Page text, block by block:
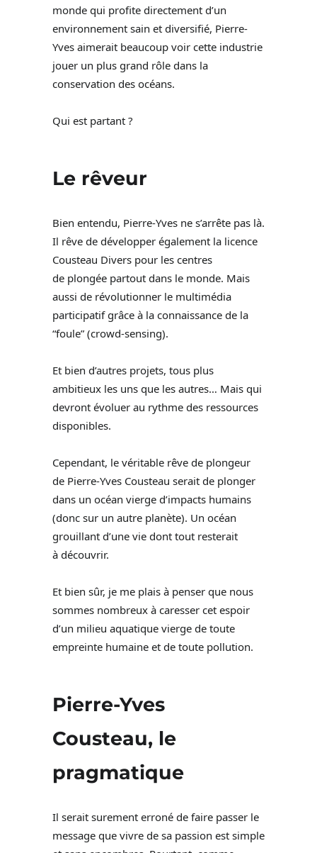
monde qui profite directement d’un
environnement sain et diversifié, Pierre-
Yves aimerait beaucoup voir cette industrie
jouer un plus grand rôle dans la
conservation des océans.
Qui est partant ?
Le rêveur
Bien entendu, Pierre-Yves ne s’arrête pas là.
Il rêve de développer également la licence
Cousteau Divers pour les centres
de plongée partout dans le monde. Mais
aussi de révolutionner le multimédia
participatif grâce à la connaissance de la
“foule” (crowd-sensing).
Et bien d’autres projets, tous plus
ambitieux les uns que les autres… Mais qui
devront évoluer au rythme des ressources
disponibles.
Cependant, le véritable rêve de plongeur
de Pierre-Yves Cousteau serait de plonger
dans un océan vierge d’impacts humains
(donc sur un autre planète). Un océan
grouillant d’une vie dont tout resterait
à découvrir.
Et bien sûr, je me plais à penser que nous
sommes nombreux à caresser cet espoir
d’un milieu aquatique vierge de toute
empreinte humaine et de toute pollution.
Pierre-Yves
Cousteau, le
pragmatique
Il serait surement erroné de faire passer le
message que vivre de sa passion est simple